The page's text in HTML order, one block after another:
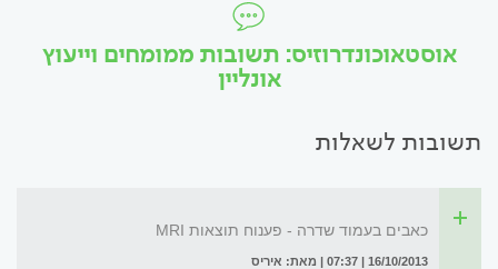
אוסטאוכונדרוזיס: תשובות ממומחים וייעוץ
אונליין
תשובות לשאלות
כאבים בעמוד שדרה - פענוח תוצאות MRI
16/10/2013 | 07:37 | מאת: איריס